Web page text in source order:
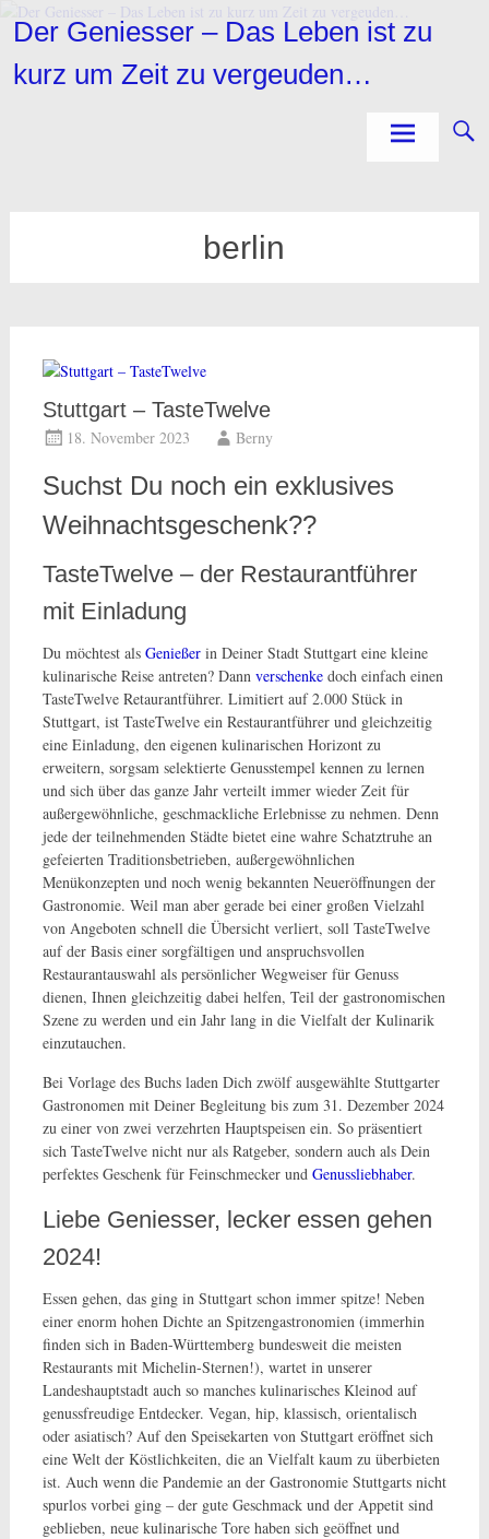
Zum
InhaltDer Geniesser – Das Leben ist zu
kurz um Zeit zu vergeuden…
berlin
Stuttgart – TasteTwelve
18. November 2023 Berny
Suchst Du noch ein exklusives
Weihnachtsgeschenk??
TasteTwelve – der Restaurantführer
mit Einladung
Du möchtest als Genießerin Deiner Stadt Stuttgart eine kleine
kulinarische Reise antreten? Dann verschenkedoch einfach einen
TasteTwelve Retaurantführer. Limitiert auf 2.000 Stück in
Stuttgart, ist TasteTwelve ein Restaurantführer und gleichzeitig
eine Einladung, den eigenen kulinarischen Horizont zu
erweitern, sorgsam selektierte Genusstempel kennen zu lernen
und sich über das ganze Jahr verteilt immer wieder Zeit für
außergewöhnliche, geschmackliche Erlebnisse zu nehmen. Denn
jede der teilnehmenden Städte bietet eine wahre Schatztruhe an
gefeierten Traditionsbetrieben, außergewöhnlichen
Menükonzepten und noch wenig bekannten Neueröffnungen der
Gastronomie. Weil man aber gerade bei einer großen Vielzahl
von Angeboten schnell die Übersicht verliert, soll TasteTwelve
auf der Basis einer sorgfältigen und anspruchsvollen
Restaurantauswahl als persönlicher Wegweiser für Genuss
dienen, Ihnen gleichzeitig dabei helfen, Teil der gastronomischen
Szene zu werden und ein Jahr lang in die Vielfalt der Kulinarik
einzutauchen.
Bei Vorlage des Buchs laden Dich zwölf ausgewählte Stuttgarter
Gastronomen mit Deiner Begleitung bis zum 31. Dezember 2024
zu einer von zwei verzehrten Hauptspeisen ein. So präsentiert
sich TasteTwelve nicht nur als Ratgeber, sondern auch als Dein
perfektes Geschenk für Feinschmecker und Genussliebhaber.
Liebe Geniesser, lecker essen gehen
2024!
Essen gehen, das ging in Stuttgart schon immer spitze! Neben
einer enorm hohen Dichte an Spitzengastronomien (immerhin
finden sich in Baden-Württemberg bundesweit die meisten
Restaurants mit Michelin-Sternen!), wartet in unserer
Landeshauptstadt auch so manches kulinarisches Kleinod auf
genussfreudige Entdecker. Vegan, hip, klassisch, orientalisch
oder asiatisch? Auf den Speisekarten von Stuttgart eröffnet sich
eine Welt der Köstlichkeiten, die an Vielfalt kaum zu überbieten
ist. Auch wenn die Pandemie an der Gastronomie Stuttgarts nicht
spurlos vorbei ging – der gute Geschmack und der Appetit sind
geblieben, neue kulinarische Tore haben sich geöffnet und